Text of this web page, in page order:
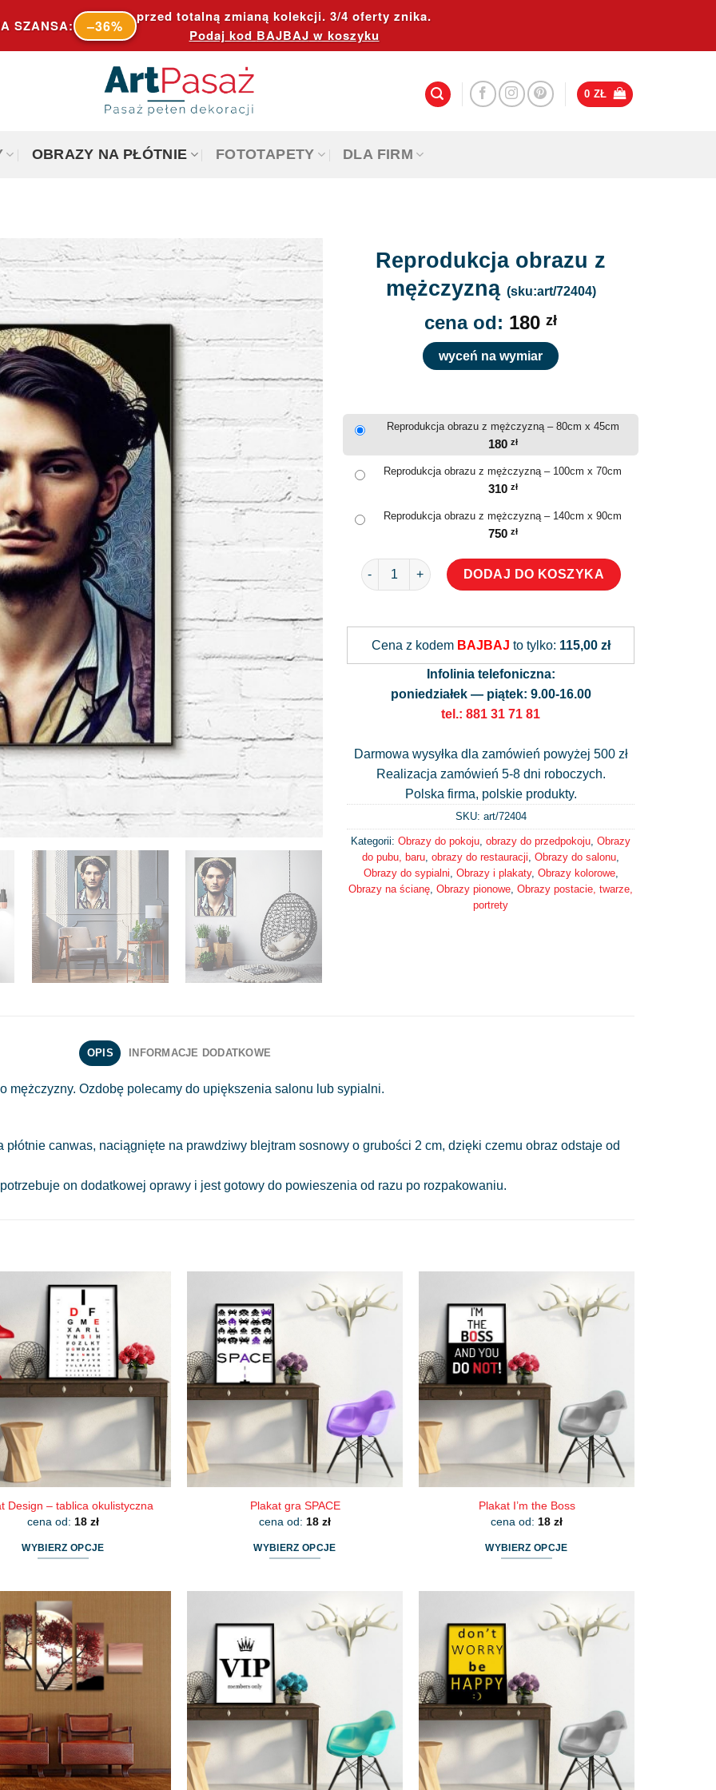
SZANSA: –36%
przed totalną zmianą kolekcji. 3/4 oferty znika.
Podaj kod BAJBAJ w koszyku
0 ZŁ
OBRAZY NA PŁÓTNIE FOTOTAPETY DLA FIRM
Reprodukcja obrazu z
mężczyzną (sku:art/72404)
cena od: 180 zł
wyceń na wymiar
Reprodukcja obrazu z mężczyzną – 80cm x 45cm
180 zł
Reprodukcja obrazu z mężczyzną – 100cm x 70cm
310 zł
Reprodukcja obrazu z mężczyzną – 140cm x 90cm
750 zł
ilość Reprodukcja obrazu z mężczyzną
DODAJ DO KOSZYKA
Cena z kodem BAJBAJ to tylko: 115,00 zł
Infolinia telefoniczna:
poniedziałek — piątek: 9.00-16.00
tel.: 881 31 71 81
Darmowa wysyłka dla zamówień powyżej 500 zł
Realizacja zamówień 5-8 dni roboczych.
Polska firma, polskie produkty.
SKU: art/72404
Kategorii: Obrazy do pokoju obrazy do przedpokoju Obrazy
do pubu, baru obrazy do restauracji Obrazy do salonu
Obrazy do sypialni Obrazy i plakaty, Obrazy kolorowe,
Obrazy na ścianę Obrazy pionowe Obrazy postacie, twarze,
portrety
OPIS INFORMACJE DODATKOWE
mężczyzny. Ozdobę polecamy do upiększenia salonu lub sypialni.
canwas, naciągnięte na prawdziwy blejtram sosnowy o grubości 2 cm, dzięki czemu obraz odstaje od
on dodatkowej oprawy i jest gotowy do powieszenia od razu po rozpakowaniu.
Design – tablica okulistyczna
cena od: 18 zł
WYBIERZ OPCJE
ma
wiele
wariantów.
Opcje
można
wybrać
na
stronie
produktu
Plakat gra SPACE
cena od: 18 zł
WYBIERZ OPCJE
wiele
wariantów.
można
wybrać
stronie
produktu
Plakat I’m the Boss
cena od: 18 zł
WYBIERZ OPCJE
wiele
wariantów.
można
wybrać
stronie
produktu